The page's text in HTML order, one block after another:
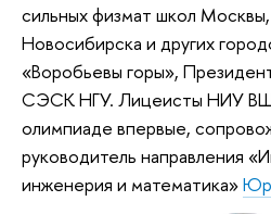
сильных физмат школ
Новосибирска и других
«Воробьевы горы»,
СЭСК НГУ. Лицеисты НИУ
олимпиаде впервые,
руководитель направления
инженерия и математика»